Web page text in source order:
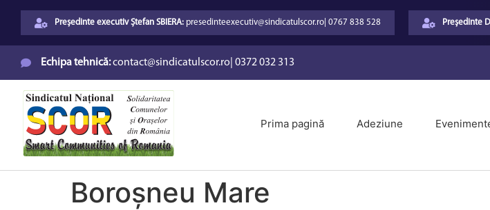
Președinte executiv Ștefan SBIERA:presedinteexecutiv@sindicatulscor.ro| 0767 838 528 Președinte
Echipa tehnică:contact@sindicatulscor.ro 0372 032 313
Prima pagină Adeziune
Boroșneu Mare